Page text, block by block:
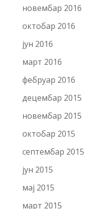
новембар 2016
октобар 2016
јун 2016
март 2016
фебруар 2016
децембар 2015
новембар 2015
октобар 2015
септембар 2015
јун 2015
мај 2015
март 2015